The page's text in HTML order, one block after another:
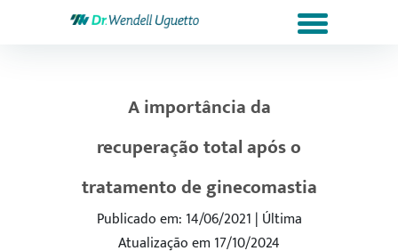
A importância da
recuperação total após o
tratamento de ginecomastia
Publicado em: 14/06/2021 | Última
Atualização em 17/10/2024